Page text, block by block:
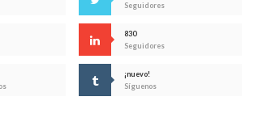
Seguidores
830
Seguidores
¡nuevo!
Síguenos